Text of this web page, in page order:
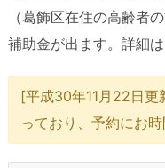
（葛飾区在住の高齢者
補助金が出ます。詳細
[平成30年11月22日
っており、予約にお